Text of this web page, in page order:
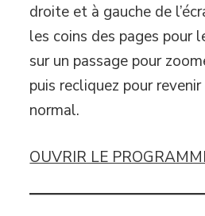
droite et à gauche de
les coins des pages pour
sur un passage pour
puis recliquez pour revenir
normal.
OUVRIR LE